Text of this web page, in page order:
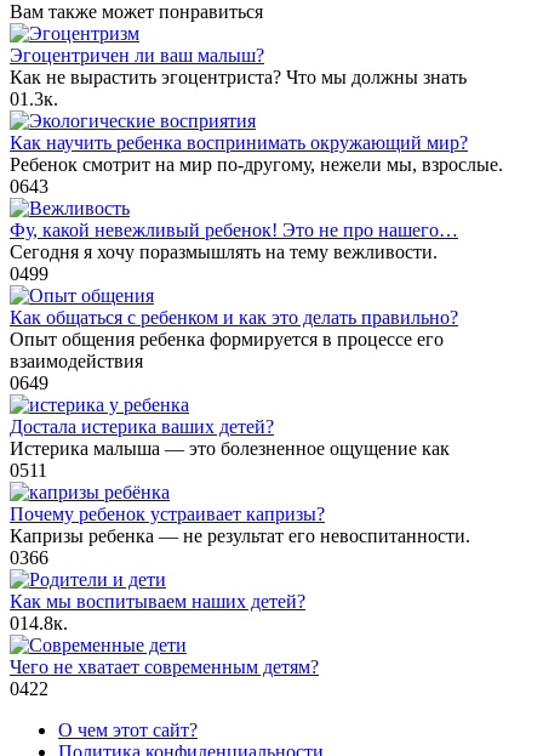
Вам также может понравиться
Эгоцентричен ли ваш малыш?
Как не вырастить эгоцентриста? Что мы должны знать
01.3к.
Как научить ребенка воспринимать окружающий мир?
Ребенок смотрит на мир по-другому, нежели мы, взрослые.
0643
Фу, какой невежливый ребенок! Это не про нашего…
Сегодня я хочу поразмышлять на тему вежливости.
0499
Как общаться с ребенком и как это делать правильно?
Опыт общения ребенка формируется в процессе его
взаимодействия
0649
Достала истерика ваших детей?
Истерика малыша — это болезненное ощущение как
0511
Почему ребенок устраивает капризы?
Капризы ребенка — не результат его невоспитанности.
0366
Как мы воспитываем наших детей?
014.8к.
Чего не хватает современным детям?
0422
О чем этот сайт?